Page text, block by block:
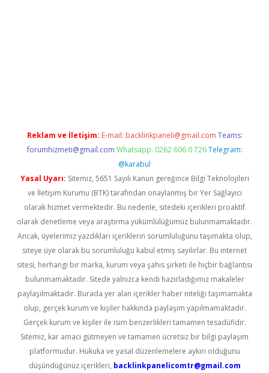
Reklam ve İletişim: E-mail: backlinkpaneli@gmail.com Teams:
forumhizmeti@gmail.com Whatsapp: 0262 606 0 726 Telegram:
@karabul
Yasal Uyarı: Sitemiz, 5651 Sayılı Kanun gereğince Bilgi Teknolojileri
ve İletişim Kurumu (BTK) tarafından onaylanmış bir Yer Sağlayıcı
olarak hizmet vermektedir. Bu nedenle, sitedeki içerikleri proaktif
olarak denetleme veya araştırma yükümlülüğümüz bulunmamaktadır.
Ancak, üyelerimiz yazdıkları içeriklerin sorumluluğunu taşımakta olup,
siteye üye olarak bu sorumluluğu kabul etmiş sayılırlar. Bu internet
sitesi, herhangi bir marka, kurum veya şahıs şirketi ile hiçbir bağlantısı
bulunmamaktadır. Sitede yalnızca kendi hazırladığımız makaleler
paylaşılmaktadır. Burada yer alan içerikler haber niteliği taşımamakta
olup, gerçek kurum ve kişiler hakkında paylaşım yapılmamaktadır.
Gerçek kurum ve kişiler ile isim benzerlikleri tamamen tesadüfidir.
Sitemiz, kar amacı gütmeyen ve tamamen ücretsiz bir bilgi paylaşım
platformudur. Hukuka ve yasal düzenlemelere aykırı olduğunu
düşündüğünüz içerikleri, backlinkpanelicomtr@gmail.com